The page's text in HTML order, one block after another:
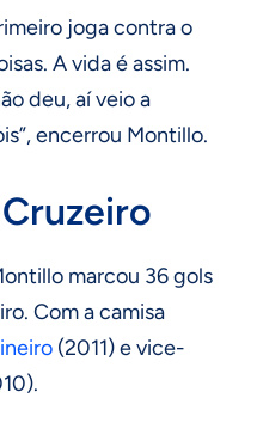
joga contra o
A vida é assim.
deu, aí veio a
encerrou Montillo.
marcou 36 gols
Com a camisa
(2011) e vice-